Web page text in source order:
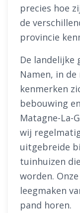
precies hoe
de
provincie
De landelijke
Namen, in
kenmerken
bebouwing
Matagne-La-
wij
uitgebreide
tuinhuizen
worden.
leegmaken
pand horen.